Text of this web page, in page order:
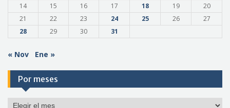
14
15 16 17 18 19
20
21
22 23 24 25 26
27
28
29 30 31
« Nov Ene »
Por meses
Por